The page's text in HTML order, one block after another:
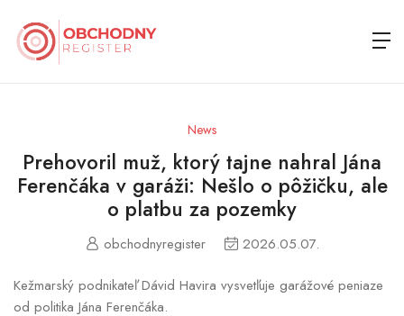
News
Prehovoril muž, ktorý tajne nahral Jána
Ferenčáka v garáži: Nešlo o pôžičku, ale
o platbu za pozemky
obchodnyregister 2026.05.07.
Kežmarský podnikateľ Dávid Havira vysvetľuje garážové peniaze
od politika Jána Ferenčáka.